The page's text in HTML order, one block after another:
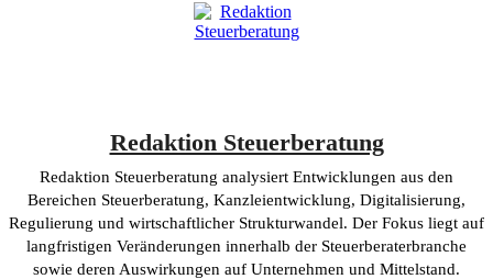
Redaktion Steuerberatung
Redaktion Steuerberatung analysiert Entwicklungen aus den
Bereichen Steuerberatung, Kanzleientwicklung, Digitalisierung,
Regulierung und wirtschaftlicher Strukturwandel. Der Fokus liegt auf
langfristigen Veränderungen innerhalb der Steuerberaterbranche
sowie deren Auswirkungen auf Unternehmen und Mittelstand.